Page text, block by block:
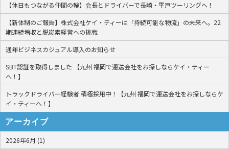
【休日もつながる仲間の輪】会長とドライバーで長崎・平戸ツーリングへ！
【新体制のご報告】株式会社ケイ・ティーは「持続可能な物流」の未来へ。22
期連続増収と脱炭素経営への挑戦
通年ビジネスカジュアル導入のお知らせ
SBT認証を取得しました 【九州 福岡で運送会社をお探しならケイ・ティー
へ！】
トラックドライバー経験者 積極採用中！【九州 福岡で運送会社をお探しならケ
イ・ティーへ！】
アーカイブ
2026年6月 (1)